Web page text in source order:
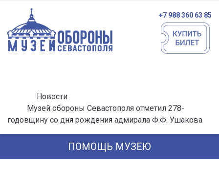
+7 988 360 63 85
Новости
Музей обороны Севастополя отметил 278-
годовщину со дня рождения адмирала Ф.Ф. Ушакова
ПОМОЩЬ МУЗЕЮ